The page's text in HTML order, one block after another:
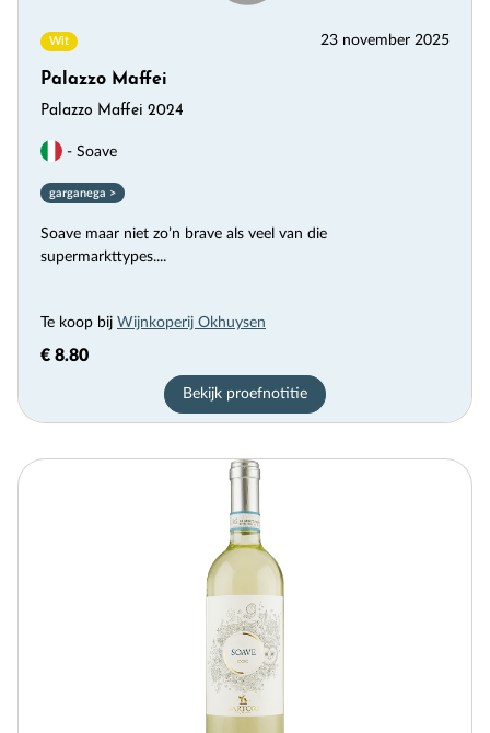
Wit 23 november 2025
Palazzo Maffei
Palazzo Maffei 2024
- Soave
garganega >
Soave maar niet zo’n brave als veel van die
supermarkttypes....
Te koop bij Wijnkoperij Okhuysen
€ 8.80
Bekijk proefnotitie